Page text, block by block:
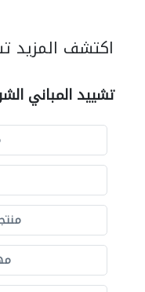
اكتشف المزيد
تشييد المباني